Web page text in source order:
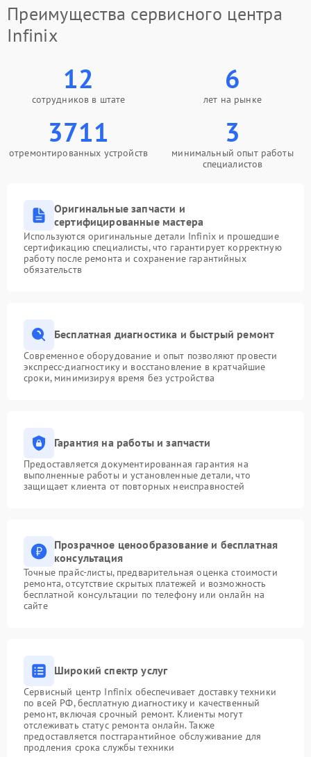
Преимущества сервисного центра
Infinix
12
сотрудников в штате
6
лет на рынке
3711
отремонтированных устройств
3
минимальный опыт работы
специалистов
Оригинальные запчасти и
сертифицированные мастера
Используются оригинальные детали Infinix и прошедшие
сертификацию специалисты, что гарантирует корректную
работу после ремонта и сохранение гарантийных
обязательств
Бесплатная диагностика и быстрый ремонт
Современное оборудование и опыт позволяют провести
экспресс-диагностику и восстановление в кратчайшие
сроки, минимизируя время без устройства
Гарантия на работы и запчасти
Предоставляется документированная гарантия на
выполненные работы и установленные детали, что
защищает клиента от повторных неисправностей
Прозрачное ценообразование и бесплатная
консультация
Точные прайс-листы, предварительная оценка стоимости
ремонта, отсутствие скрытых платежей и возможность
бесплатной консультации по телефону или онлайн на
сайте
Широкий спектр услуг
Сервисный центр Infinix обеспечивает доставку техники
по всей РФ, бесплатную диагностику и качественный
ремонт, включая срочный ремонт. Клиенты могут
отслеживать статус ремонта онлайн. Также
предоставляется постгарантийное обслуживание для
продления срока службы техники